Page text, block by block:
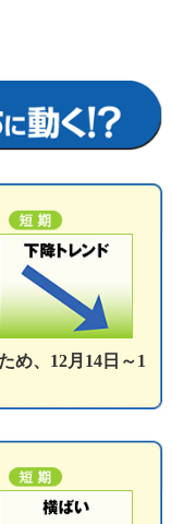
め、12月14日～1